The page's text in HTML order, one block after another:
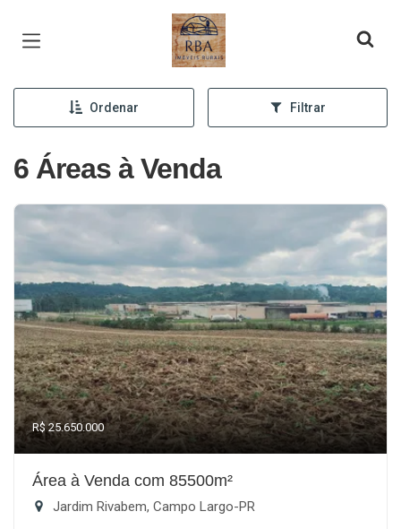
Página inicial
Ordenar Filtrar
6 Áreas à Venda
R$ 25.650.000
Área à Venda com 85500m²
Jardim Rivabem, Campo Largo-PR